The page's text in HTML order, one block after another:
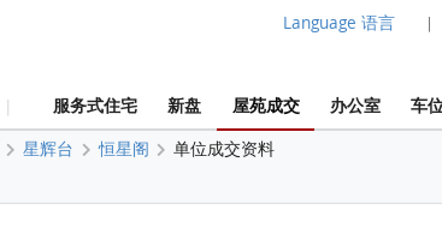
Language 语言 |
| 服务式住宅 新盘 屋苑成交 办公室 车
星辉台 恒星阁 单位成交资料